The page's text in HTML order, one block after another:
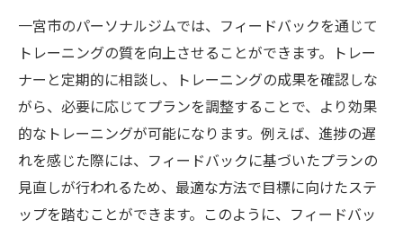
一宮市のパーソナルジムでは、フィードバックを通じて
トレーニングの質を向上させることができます。トレー
ナーと定期的に相談し、トレーニングの成果を確認しな
がら、必要に応じてプランを調整することで、より効果
的なトレーニングが可能になります。例えば、進捗の遅
れを感じた際には、フィードバックに基づいたプランの
見直しが行われるため、最適な方法で目標に向けたステ
ップを踏むことができます。このように、フィードバッ